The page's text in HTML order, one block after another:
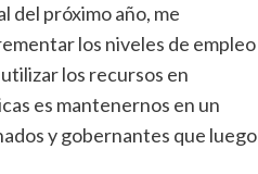
del próximo año, me
los niveles de empleo
los recursos en
es mantenernos en un
y gobernantes que luego